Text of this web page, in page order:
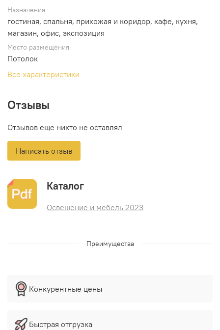
Назначения
гостиная, спальня, прихожая и коридор, кафе, кухня,
магазин, офис, экспозиция
Место размещения
Потолок
Все характеристики
Отзывы
Отзывов еще никто не оставлял
Написать отзыв
Каталог
Освещение и мебель 2023
Преимущества
Конкурентные цены
Быстрая отгрузка